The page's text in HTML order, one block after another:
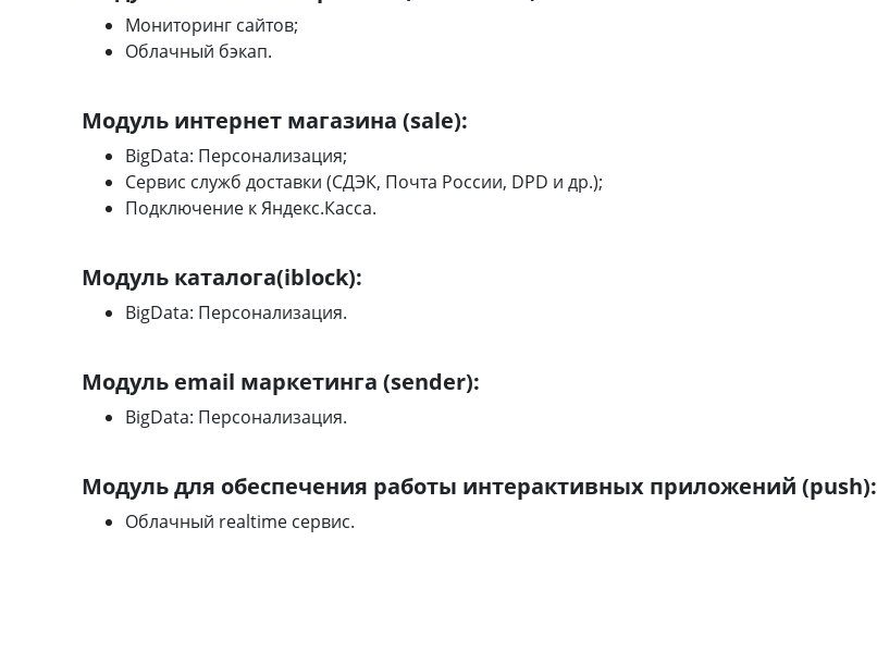
Мониторинг сайтов;
Облачный бэкап.
Модуль интернет магазина (sale):
BigData: Персонализация;
Сервис служб доставки (СДЭК, Почта России, DPD и др.);
Подключение к Яндекс.Касса.
Модуль каталога(iblock):
BigData: Персонализация.
Модуль email маркетинга (sender):
BigData: Персонализация.
Модуль для обеспечения работы интерактивных приложений (push):
Облачный realtime сервис.